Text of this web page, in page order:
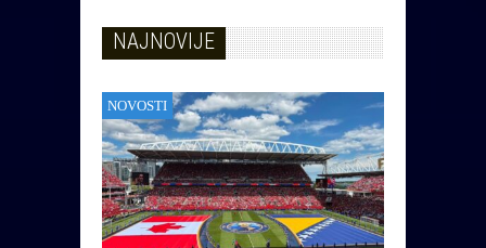
NAJNOVIJE
NOVOSTI